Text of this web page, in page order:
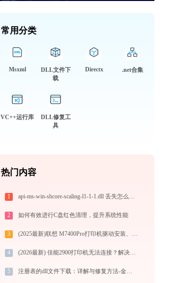
常用分类
Msxml
DLL文件下
载
Directx .net合集
VC++运行库
DLL修复工
具
热门内容
1 api-ms-win-shcore-scaling-l1-1-1.dll 丢失怎么办？3 种方法快速修复 - 专家教程
2 如何有效进行C盘红色清理，提升系统性能
3 (2025最新)联想 M7400Pro打印机驱动安装、更新与常见问题完整解析
4 (2026最新) 佳能2900打印机无法连接？解决方法在这里！
5 注册表的dll文件下载：详解与修复方法-金山毒霸